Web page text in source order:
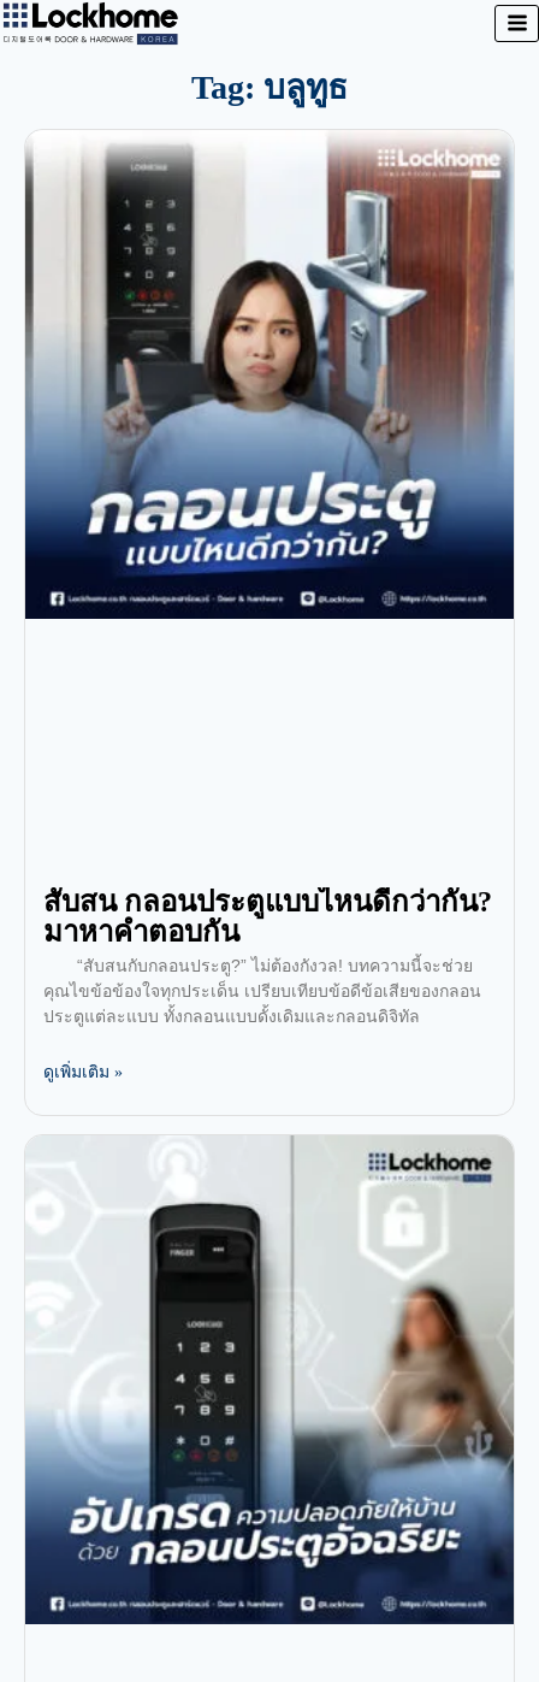
Tag: บลูทูธ
สับสน กลอนประตูแบบไหนดีกว่ากัน?
มาหาคำตอบกัน
“สับสนกับกลอนประตู?” ไม่ต้องกังวล! บทความนี้จะช่วย
คุณไขข้อข้องใจทุกประเด็น เปรียบเทียบข้อดีข้อเสียของกลอน
ประตูแต่ละแบบ ทั้งกลอนแบบดั้งเดิมและกลอนดิจิทัล
ดูเพิ่มเติม »